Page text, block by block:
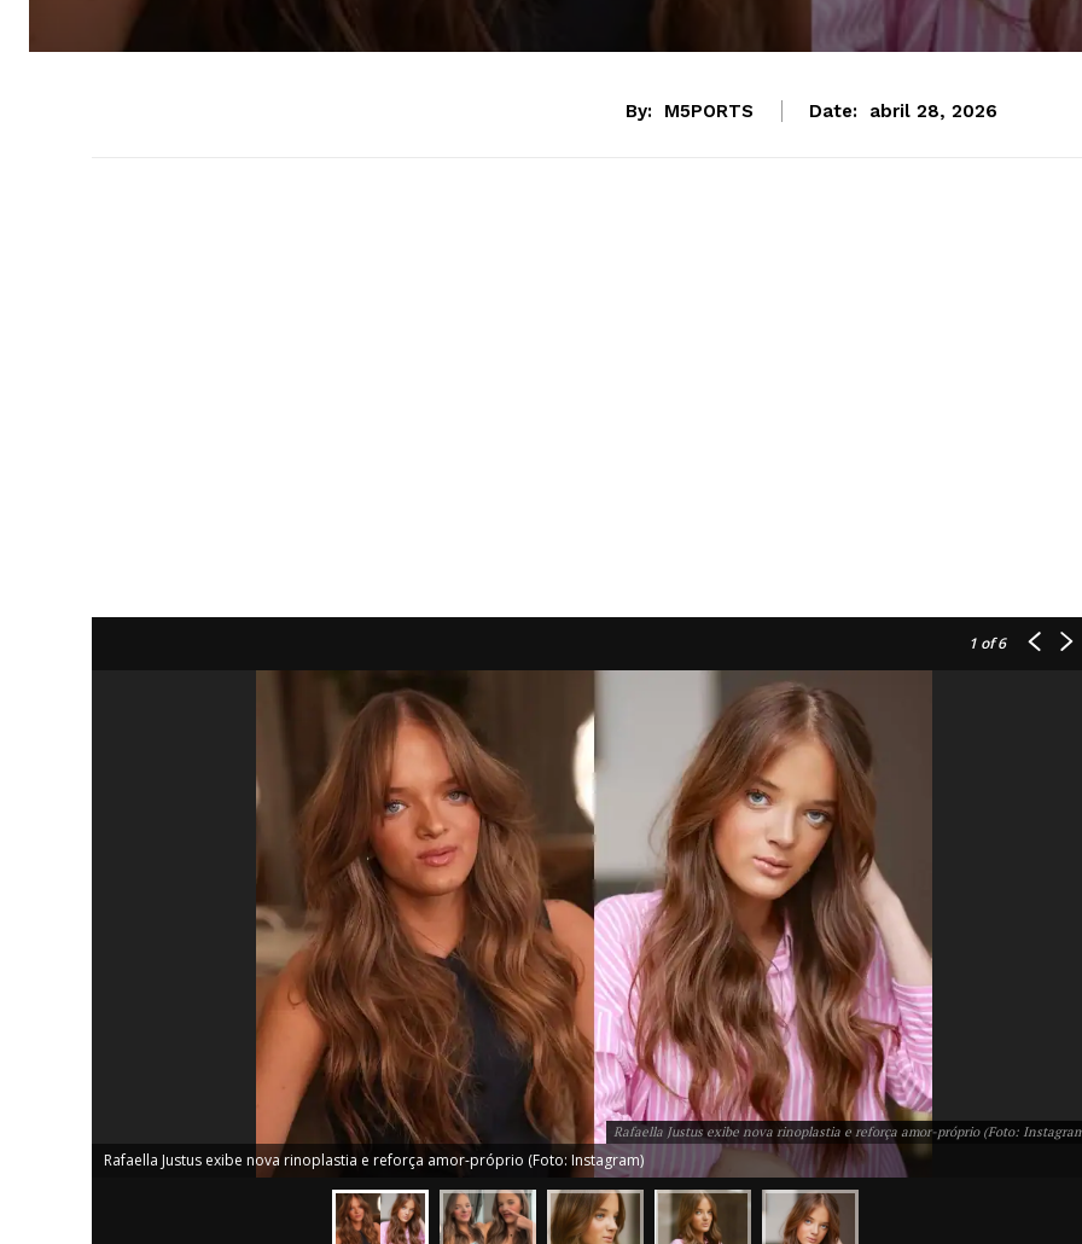
iCHAIT
Aprenda tudo sobre
Inteligência Artificial M5PORTS
Sobre Nós
Anuncie
Contato
Transparência Editorial
Termos de Serviços
By: M5PORTS Date: abril 28, 2026
1 of 6
Rafaella Justus exibe nova rinoplastia e reforça amor-próprio (Foto:
Rafaella Justus exibe nova rinoplastia e reforça amor-próprio (Foto: Instagram)